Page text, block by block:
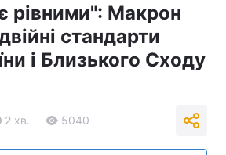
рівними": Макрон
стандарти
і Близького Сходу
2 хв. 5040